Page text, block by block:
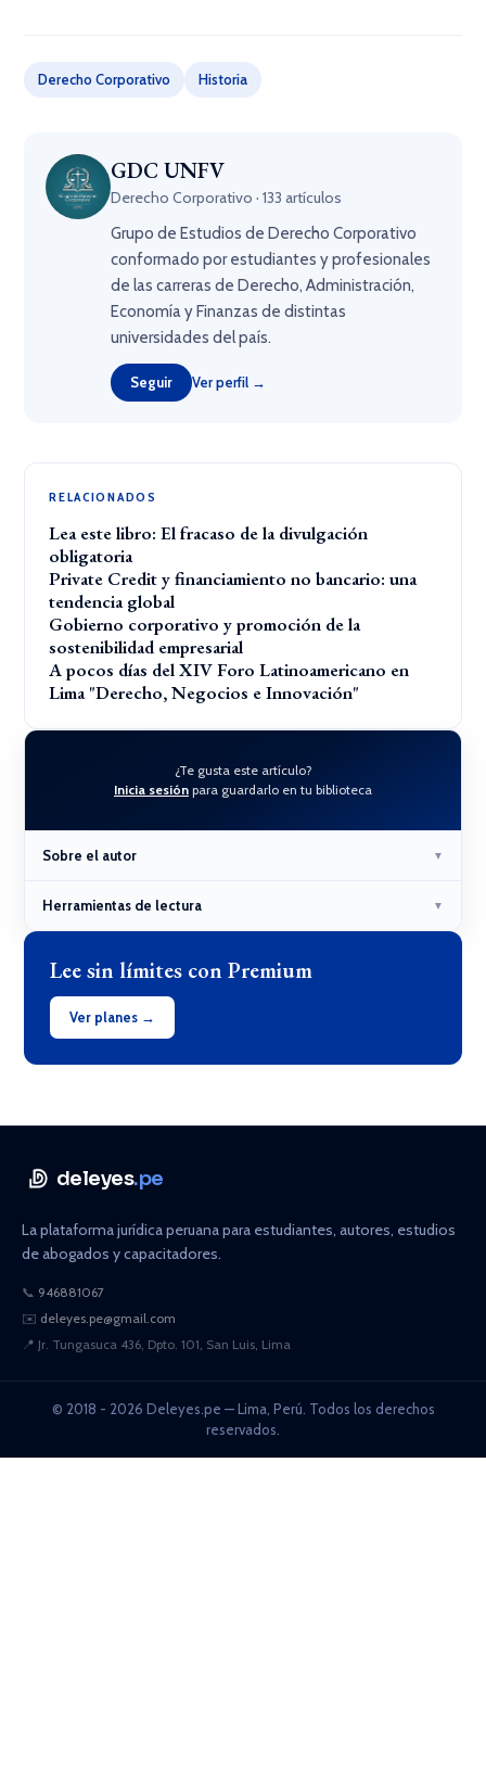
Derecho Corporativo Historia
GDC UNFV
Derecho Corporativo · 133 artículos
Grupo de Estudios de Derecho Corporativo
conformado por estudiantes y profesionales
de las carreras de Derecho, Administración,
Economía y Finanzas de distintas
universidades del país.
Seguir Ver perfil →
RELACIONADOS
Lea este libro: El fracaso de la divulgación
obligatoria
Private Credit y financiamiento no bancario: una
tendencia global
Gobierno corporativo y promoción de la
sostenibilidad empresarial
A pocos días del XIV Foro Latinoamericano en
Lima "Derecho, Negocios e Innovación"
¿Te gusta este artículo?
Inicia sesión para guardarlo en tu biblioteca
Sobre el autor ▼
Herramientas de lectura ▼
Lee sin límites con Premium
Ver planes →
deleyes.pe
La plataforma jurídica peruana para estudiantes, autores, estudios
de abogados y capacitadores.
📞 946881067
✉️ deleyes.pe@gmail.com
📍 Jr. Tungasuca 436, Dpto. 101, San Luis, Lima
© 2018 - 2026 Deleyes.pe — Lima, Perú. Todos los derechos
reservados.